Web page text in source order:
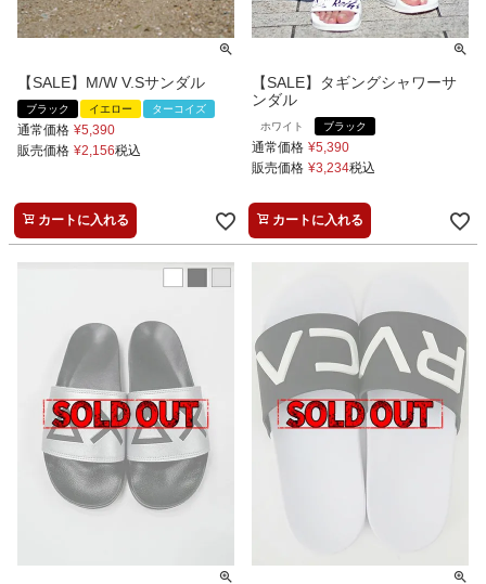
【SALE】M/W V.Sサンダル
ブラック イエロー ターコイズ
通常価格 ¥5,390
販売価格 ¥2,156税込
カートに入れる
【SALE】タギングシャワーサ
ンダル
ホワイト ブラック
通常価格 ¥5,390
販売価格 ¥3,234税込
カートに入れる